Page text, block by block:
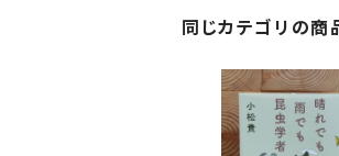
同じカテゴリの商